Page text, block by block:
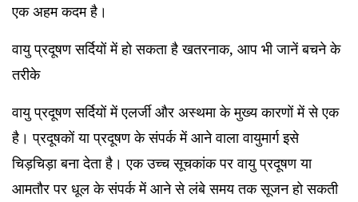
एक अहम कदम है।
वायु प्रदूषण सर्दियों में हो सकता है खतरनाक, आप भी जानें बचने के
तरीके
वायु प्रदूषण सर्दियों में एलर्जी और अस्थमा के मुख्य कारणों में से एक
है। प्रदूषकों या प्रदूषण के संपर्क में आने वाला वायुमार्ग इसे
चिड़चिड़ा बना देता है। एक उच्च सूचकांक पर वायु प्रदूषण या
आमतौर पर धूल के संपर्क में आने से लंबे समय तक सूजन हो सकती